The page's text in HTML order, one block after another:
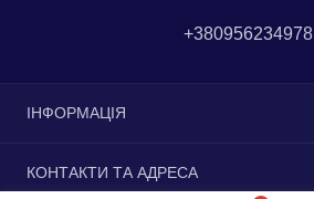
+380956234978
ІНФОРМАЦІЯ
Повернення та обмін
КОНТАКТИ ТА АДРЕСА